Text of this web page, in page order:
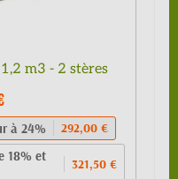
m3 - 2 stères
à 24% 292,00 €
18% et
321,50 €